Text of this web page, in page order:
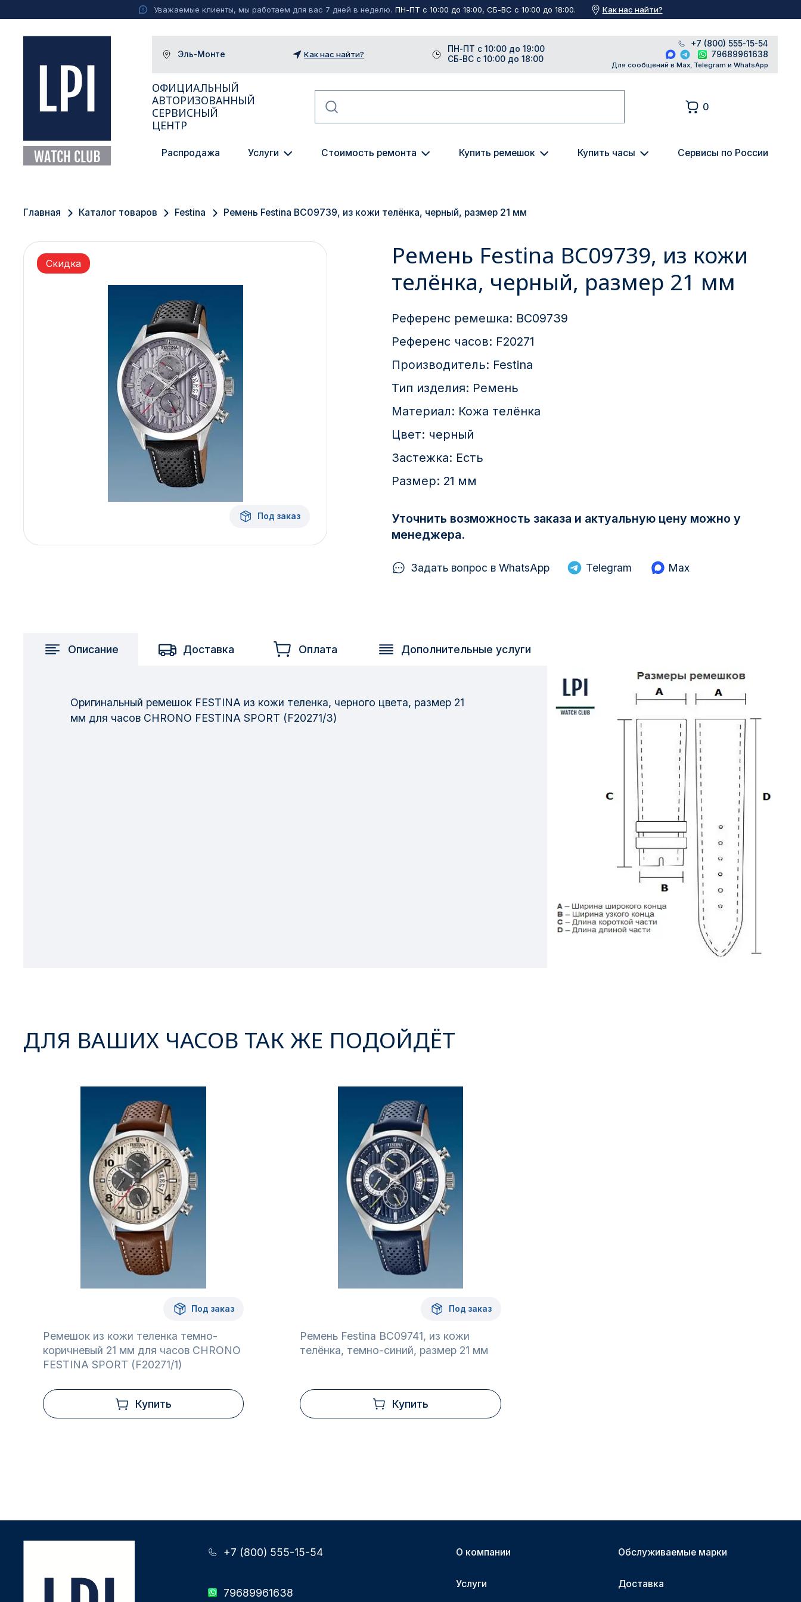
Уважаемые клиенты, мы работаем для вас 7 дней в неделю. ПН-ПТ с 10:00 до 19:00, СБ-ВС с 10:00 до 18:00. Как нас найти?
Эль-Монте
Санкт-Петербург
Новосибирск
Архангельск
Иркутск
Владивосток
Казань
Волгоград
Кемерово
Воронеж
Краснодар
Красноярск
Как нас найти?
ПН-ПТ с 10:00 до 19:00
СБ-ВС с 10:00 до 18:00
+7 (800) 555-15-54
79689961638
Для сообщений в Max, Telegram и WhatsApp
ОФИЦИАЛЬНЫЙ
АВТОРИЗОВАННЫЙ
СЕРВИСНЫЙ
ЦЕНТР
0
Распродажа Услуги Стоимость ремонта Купить ремешок Купить часы Сервисы по России
Главная Каталог товаров Festina Ремень Festina BC09739, из кожи телёнка, черный, размер 21 мм
Под заказ
Скидка
Ремень Festina BC09739, из кожи
телёнка, черный, размер 21 мм
Референс ремешка: BC09739
Референс часов: F20271
Производитель: Festina
Тип изделия: Ремень
Материал: Кожа телёнка
Цвет: черный
Застежка: Есть
Размер: 21 мм
Уточнить возможность заказа и актуальную цену можно у
менеджера.
Задать вопрос в WhatsApp Telegram Max
Описание Доставка Оплата Дополнительные услуги
Оригинальный ремешок FESTINA из кожи теленка, черного цвета, размер 21
мм для часов CHRONO FESTINA SPORT (F20271/3)
ДЛЯ ВАШИХ ЧАСОВ ТАК ЖЕ ПОДОЙДЁТ
Под заказ
Ремешок из кожи теленка темно-
коричневый 21 мм для часов CHRONO
FESTINA SPORT (F20271/1)
Купить
Под заказ
Ремень Festina BC09741, из кожи
телёнка, темно-синий, размер 21 мм
Купить
+7 (800) 555-15-54
79689961638
О компании
Услуги
Обслуживаемые марки
Доставка